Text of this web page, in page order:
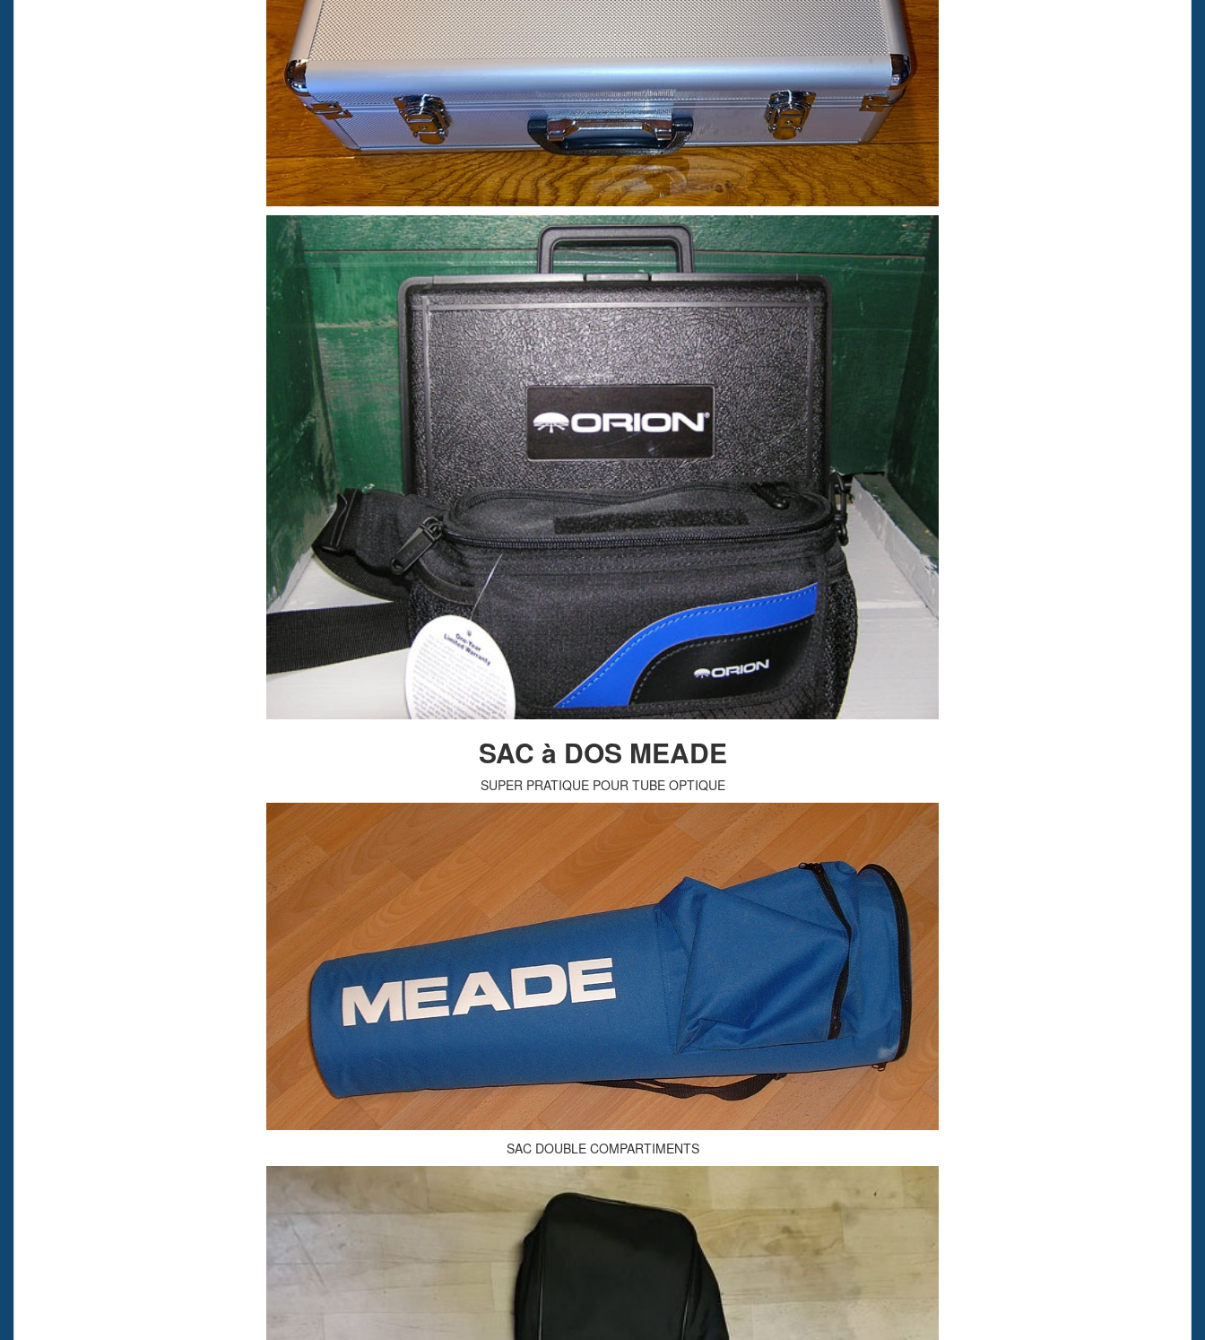
SAC à DOS MEADE
SUPER PRATIQUE POUR TUBE OPTIQUE
SAC DOUBLE COMPARTIMENTS